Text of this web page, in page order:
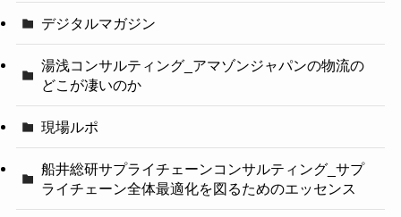
デジタルマガジン
湯浅コンサルティング_アマゾンジャパンの物流の
どこが凄いのか
現場ルポ
船井総研サプライチェーンコンサルティング_サプ
ライチェーン全体最適化を図るためのエッセンス